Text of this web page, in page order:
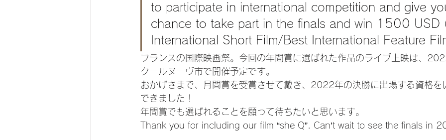
to participate in international competition and give
chance to take part in the finals and win 1500 USD
International Short Film/Best International Feature
フランスの国際映画祭。今回の年間賞に選ばれた作品のライブ上映は、
クールヌーヴ市で開催予定です。
おかげさまで、月間賞を受賞させて戴き、2022年の決勝に出場する資格を
できました！
年間賞でも選ばれることを願って待ちたいと思います。
Thank you for including our film “she Q”. Can’t wait to see the finals in